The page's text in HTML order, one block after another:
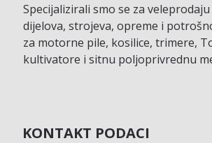
Specijalizirali smo se za
dijelova, strojeva, opreme i
za motorne pile, kosilice, trimere,
kultivatore i sitnu poljoprivrednu
KONTAKT PODACI